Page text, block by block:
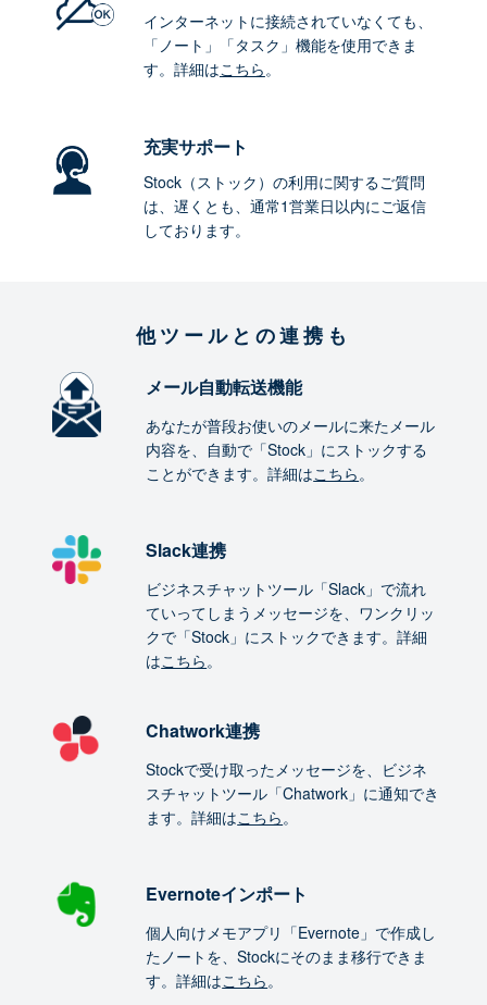
インターネットに接続されていなくても、
「ノート」「タスク」機能を使用できま
す。詳細はこちら。
充実サポート
Stock（ストック）の利用に関するご質問
は、遅くとも、通常1営業日以内にご返信
しております。
他ツールとの連携も
メール自動転送機能
あなたが普段お使いのメールに来たメール
内容を、自動で「Stock」にストックする
ことができます。詳細はこちら。
Slack連携
ビジネスチャットツール「Slack」で流れ
ていってしまうメッセージを、ワンクリッ
クで「Stock」にストックできます。詳細
はこちら。
Chatwork連携
Stockで受け取ったメッセージを、ビジネ
スチャットツール「Chatwork」に通知でき
ます。詳細はこちら。
Evernoteインポート
個人向けメモアプリ「Evernote」で作成し
たノートを、Stockにそのまま移行できま
す。詳細はこちら。